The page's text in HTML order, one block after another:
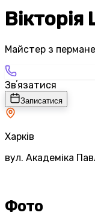
Майстер з
Звʼязатися
Записатися
Харків
вул. Академіка
Фото